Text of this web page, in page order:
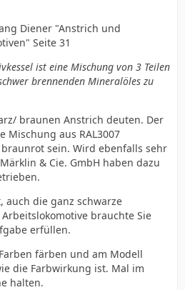
Diener "Anstrich und
Seite 31
ist eine Mischung von 3 Teilen
brennenden Mineralöles zu
braunen Anstrich deuten. Der
Mischung aus RAL3007
sein. Wird ebenfalls sehr
& Cie. GmbH haben dazu
auch die ganz schwarze
brauchte Sie
erfüllen.
färben und am Modell
die Farbwirkung ist. Mal im
halten.